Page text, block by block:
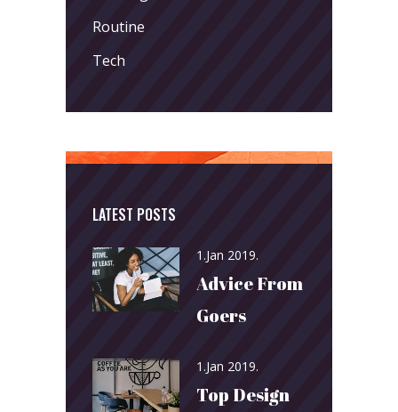
Routine
Tech
LATEST POSTS
1.Jan 2019.
Advice From
Goers
1.Jan 2019.
Top Design